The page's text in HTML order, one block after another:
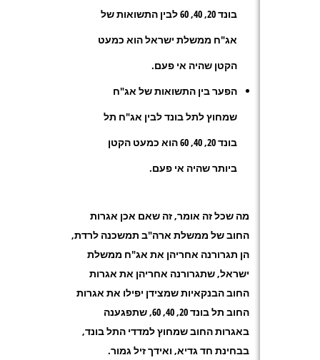
בונד 20, 40, 60 לבין התשואות של
אג"ח ממשלת ישראל הוא כמעט
הקטן שהיה אי פעם.
הפער בין התשואות של אג"ח
שמחוץ לתל בונד לבין אג"ח תל
בונד 20, 40, 60 הוא כמעט הקטן
ביותר שהיה אי פעם.
מה שכל זה אומר, זה שאם אכן אגרות
החוב של ממשלת ארה"ב תמשכנה לרדת,
הן תגרורנה אחריהן את אג"ח ממשלת
ישראל, שתגרורנה אחריהן את אגרות
החוב הבנקאיות שמצידן יפילו את אגרות
החוב תל בונד 20, 40, 60, שתפגענה
באגרות החוב שמחוץ למדדי התל בונד,
בבחינת חד גדיא, ואידך זיל גמור.